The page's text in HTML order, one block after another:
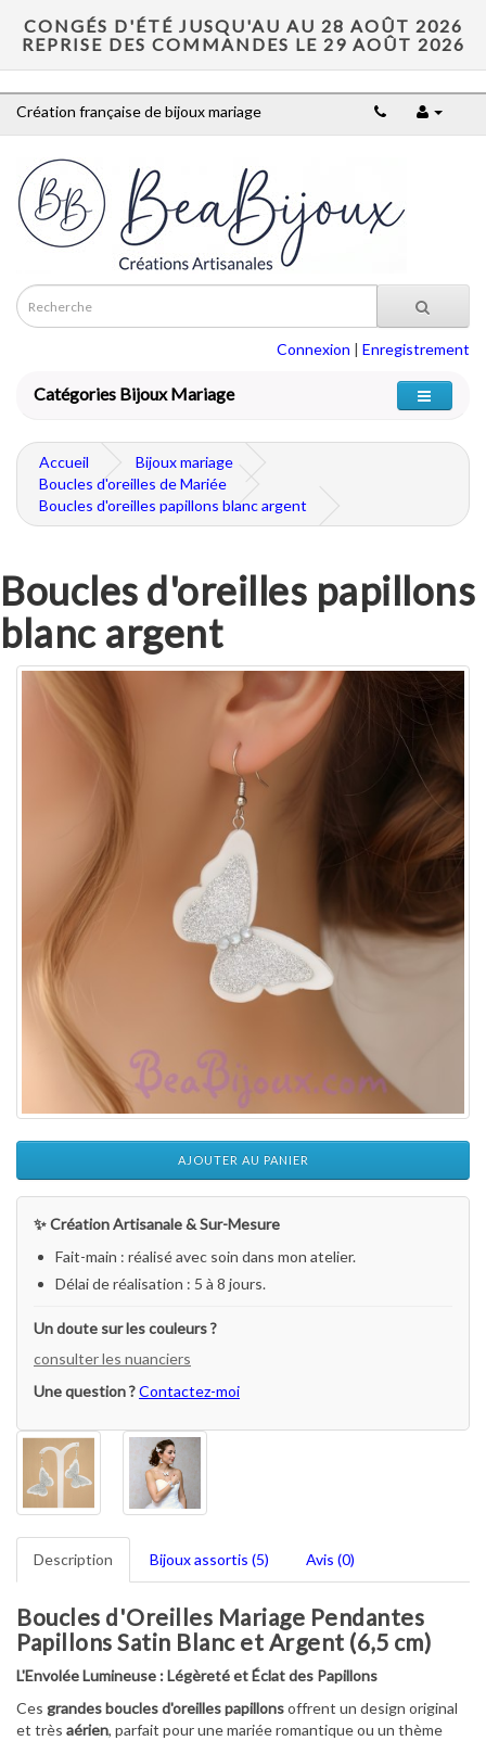
CONGÉS D'ÉTÉ JUSQU'AU AU 28 AOÛT 2026
REPRISE DES COMMANDES LE 29 AOÛT 2026
Création française de bijoux mariage
Connexion | Enregistrement
Catégories Bijoux Mariage
Accueil
Bijoux mariage
Boucles d'oreilles de Mariée
Boucles d'oreilles papillons blanc argent
Boucles d'oreilles papillons
blanc argent
AJOUTER AU PANIER
✨ Création Artisanale & Sur-Mesure
Fait-main : réalisé avec soin dans mon atelier.
Délai de réalisation : 5 à 8 jours.
Un doute sur les couleurs ?
consulter les nuanciers
Une question ?Contactez-moi
Description Bijoux assortis (5) Avis (0)
Boucles d'Oreilles Mariage Pendantes
Papillons Satin Blanc et Argent (6,5 cm)
L'Envolée Lumineuse : Légèreté et Éclat des Papillons
Ces grandes boucles d'oreilles papillonsoffrent un design original
et très aérien, parfait pour une mariée romantique ou un thème